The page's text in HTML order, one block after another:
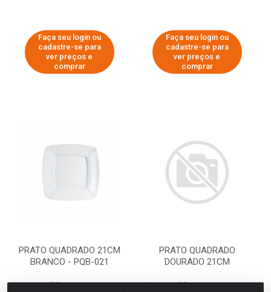
Faça seu login ou
cadastre-se para
ver preços e
comprar
Faça seu login ou
cadastre-se para
ver preços e
comprar
PRATO QUADRADO 21CM
BRANCO - PQB-021
Código: 59170
PRATO QUADRADO
DOURADO 21CM
Código: 46600